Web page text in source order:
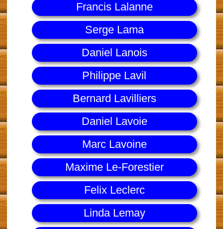
Francis Lalanne
Serge Lama
Daniel Lanois
Philippe Lavil
Bernard Lavilliers
Daniel Lavoie
Marc Lavoine
Maxime Le-Forestier
Felix Leclerc
Linda Lemay